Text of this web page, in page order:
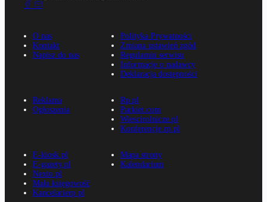
O nas
Kontakt
Napisz do nas
Polityka Prywatności
Zmiana ustawień zgód
Regulamin serwisu
Informacje o nadawcy
Deklaracja dostępności
Reklama
Ogłoszenia
Rp.pl
Parkiet.com
Wiescirolnicze.pl
Konferencje.rp.pl
E-kiosk.pl
E-gazety.pl
Nexto.pl
Mała księgowość
Kancelarierp.pl
Mapa strony
Kalendarium